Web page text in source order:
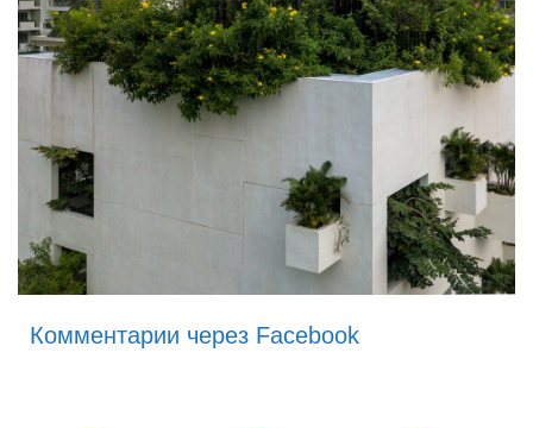
Комментарии через Facebook